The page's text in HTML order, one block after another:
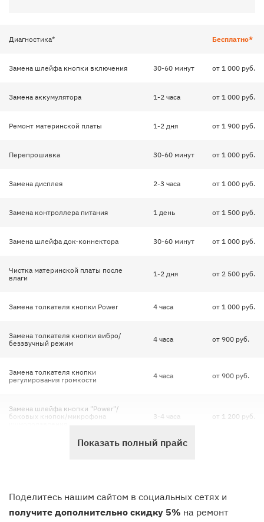
Диагностика* Бесплатно*
Замена шлейфа кнопки включения 30-60 минут от 1 000 руб.
Замена аккумулятора 1-2 часа от 1 000 руб.
Ремонт материнской платы 1-2 дня от 1 900 руб.
Перепрошивка 30-60 минут от 1 000 руб.
Замена дисплея 2-3 часа от 1 000 руб.
Замена контроллера питания 1 день от 1 500 руб.
Замена шлейфа док-коннектора 30-60 минут от 1 000 руб.
Чистка материнской платы после
влаги
1-2 дня от 2 500 руб.
Замена толкателя кнопки Power 4 часа от 1 000 руб.
Замена толкателя кнопки вибро/
беззвучный режим
4 часа от 900 руб.
Замена толкателя кнопки
регулирования громкости
4 часа от 900 руб.
Замена шлейфа кнопки "Power"/
боковых кнопок/микрофона
3-4 часа от 1 200 руб.
Замена разъема наушников, док
Показать полный прайс
Поделитесь нашим сайтом в социальных сетях и
получите дополнительно скидку 5% на ремонт